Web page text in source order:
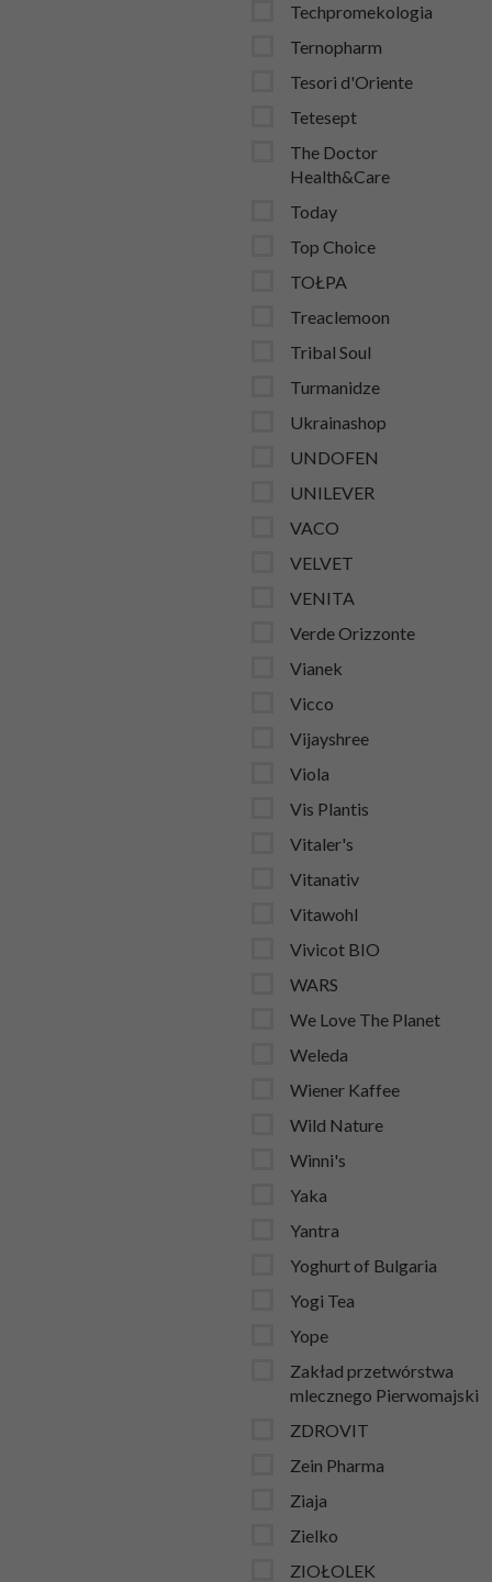
Techpromekologia
Ternopharm
Tesori d'Oriente
Tetesept
The Doctor
Health&Care
Today
Top Choice
TOŁPA
Treaclemoon
Tribal Soul
Turmanidze
Ukrainashop
UNDOFEN
UNILEVER
VACO
VELVET
VENITA
Verde Orizzonte
Vianek
Vicco
Vijayshree
Viola
Vis Plantis
Vitaler's
Vitanativ
Vitawohl
Vivicot BIO
WARS
We Love The Planet
Weleda
Wiener Kaffee
Wild Nature
Winni's
Yaka
Yantra
Yoghurt of Bulgaria
Yogi Tea
Yope
Zakład przetwórstwa
mlecznego Pierwomajski
ZDROVIT
Zein Pharma
Ziaja
Zielko
ZIOŁOLEK